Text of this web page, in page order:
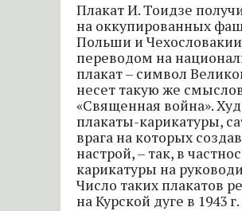
Плакат И. Тоидзе
на оккупированных
Польши и
переводом на
плакат – символ
несет такую же
«Священная война».
плакаты-карикатуры,
врага на которых
настрой, – так, в
карикатуры на
Число таких плакатов
на Курской дуге в 1943 г.